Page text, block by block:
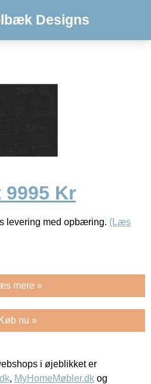
Designs
Kr
levering med opbæring. (Læs
mere »
Køb nu »
i øjeblikket er
, MyHomeMøbler.dk og